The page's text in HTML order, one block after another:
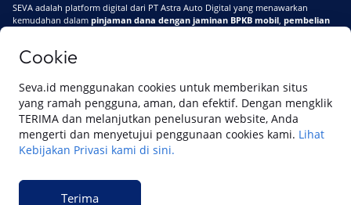
Cookie
Seva.id menggunakan cookies untuk memberikan situs
yang ramah pengguna, aman, dan efektif. Dengan mengklik
TERIMA dan melanjutkan penelusuran website, Anda
mengerti dan menyetujui penggunaan cookies kami. Lihat
Kebijakan Privasi kami di sini.
Terima
SEVA adalah platform digital dari PT Astra Auto Digital yang menawarkan
kemudahan dalam pinjaman dana dengan jaminan BPKB mobil pembelian
Di SEVA, BPKB mobilmu #BisaJadiDuit
Tentang SEVASyarat & Ketentuan
Pemberitahuan Privasi
Website ini dikelola oleh PT Cipta Sedaya Digital Indonesia (CSDI), organisasi